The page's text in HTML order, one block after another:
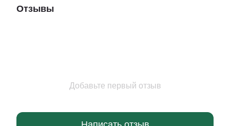
Отзывы
Добавьте первый отзыв